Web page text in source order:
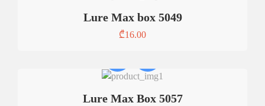
Lure Max box 5049
₾16.00
Lure Max Box 5057